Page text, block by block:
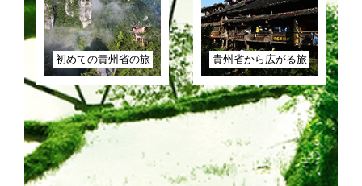
初めての貴州省の旅 貴州省から広がる旅